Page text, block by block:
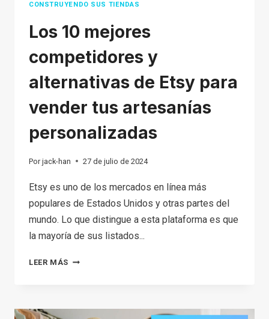
CONSTRUYENDO SUS TIENDAS
Los 10 mejores
competidores y
alternativas de Etsy para
vender tus artesanías
personalizadas
Por jack-han 27 de julio de 2024
Etsy es uno de los mercados en línea más
populares de Estados Unidos y otras partes del
mundo. Lo que distingue a esta plataforma es que
la mayoría de sus listados...
LEER MÁS LOS
COMPETIDORES